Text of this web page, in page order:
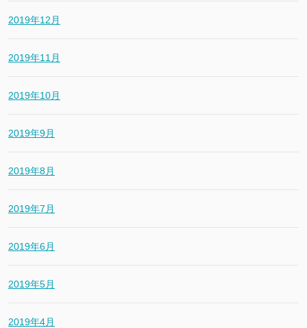
2019年12月
2019年11月
2019年10月
2019年9月
2019年8月
2019年7月
2019年6月
2019年5月
2019年4月